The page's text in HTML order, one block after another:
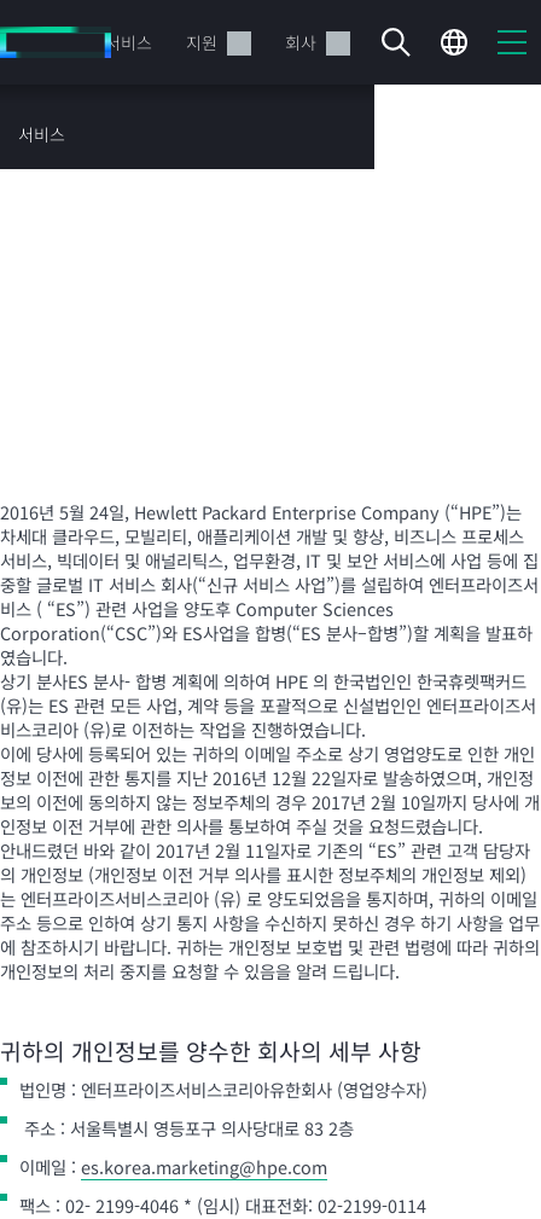
요
건
제품 서비스 지원 회사
서비스
한국휴렛팩커드유한회사
2016년 5월 24일, Hewlett Packard Enterprise Company (“HPE”)는
차세대 클라우드, 모빌리티, 애플리케이션 개발 및 향상, 비즈니스 프로세스
서비스, 빅데이터 및 애널리틱스, 업무환경, IT 및 보안 서비스에 사업 등에 집
중할 글로벌 IT 서비스 회사(“신규 서비스 사업”)를 설립하여 엔터프라이즈서
비스 ( “ES”) 관련 사업을 양도후 Computer Sciences
Corporation(“CSC”)와 ES사업을 합병(“ES 분사–합병”)할 계획을 발표하
였습니다.
상기 분사ES 분사- 합병 계획에 의하여 HPE 의 한국법인인 한국휴렛팩커드
(유)는 ES 관련 모든 사업, 계약 등을 포괄적으로 신설법인인 엔터프라이즈서
비스코리아 (유)로 이전하는 작업을 진행하였습니다.
이에 당사에 등록되어 있는 귀하의 이메일 주소로 상기 영업양도로 인한 개인
정보 이전에 관한 통지를 지난 2016년 12월 22일자로 발송하였으며, 개인정
보의 이전에 동의하지 않는 정보주체의 경우 2017년 2월 10일까지 당사에 개
인정보 이전 거부에 관한 의사를 통보하여 주실 것을 요청드렸습니다.
안내드렸던 바와 같이 2017년 2월 11일자로 기존의 “ES” 관련 고객 담당자
의 개인정보 (개인정보 이전 거부 의사를 표시한 정보주체의 개인정보 제외)
는 엔터프라이즈서비스코리아 (유) 로 양도되었음을 통지하며, 귀하의 이메일
주소 등으로 인하여 상기 통지 사항을 수신하지 못하신 경우 하기 사항을 업무
에 참조하시기 바랍니다. 귀하는 개인정보 보호법 및 관련 법령에 따라 귀하의
개인정보의 처리 중지를 요청할 수 있음을 알려 드립니다.
귀하의 개인정보를 양수한 회사의 세부 사항
법인명 : 엔터프라이즈서비스코리아유한회사 (영업양수자)
주소 : 서울특별시 영등포구 의사당대로 83 2층
이메일 : es.korea.marketing@hpe.com
팩스 : 02- 2199-4046 * (임시) 대표전화: 02-2199-0114